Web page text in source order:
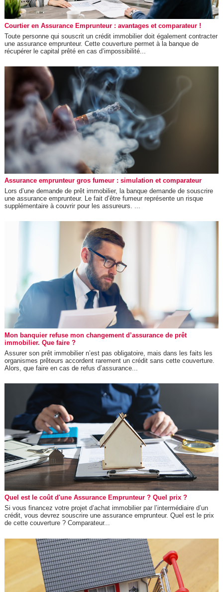
Courtier en Assurance Emprunteur : avantages et comparateur !
Toute personne qui souscrit un crédit immobilier doit également contracter
une assurance emprunteur. Cette couverture permet à la banque de
récupérer le capital prêté en cas d’impossibilité...
Assurance emprunteur gros fumeur : simulation et comparateur
Lors d’une demande de prêt immobilier, la banque demande de souscrire
une assurance emprunteur. Le fait d’être fumeur représente un risque
supplémentaire à couvrir pour les assureurs. ...
Mon banquier refuse mon changement d’assurance de prêt
immobilier. Que faire ?
Assurer son prêt immobilier n’est pas obligatoire, mais dans les faits les
organismes prêteurs accordent rarement un crédit sans cette couverture.
Alors, que faire en cas de refus d’assurance...
Quel est le coût d'une Assurance Emprunteur ? Quel prix ?
Si vous financez votre projet d’achat immobilier par l’intermédiaire d’un
crédit, vous devrez souscrire une assurance emprunteur. Quel est le prix
de cette couverture ? Comparateur...